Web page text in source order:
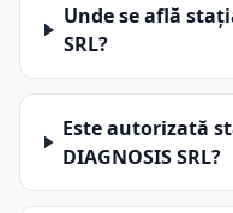
Unde se află
SRL?
Este autorizată
DIAGNOSIS SRL?